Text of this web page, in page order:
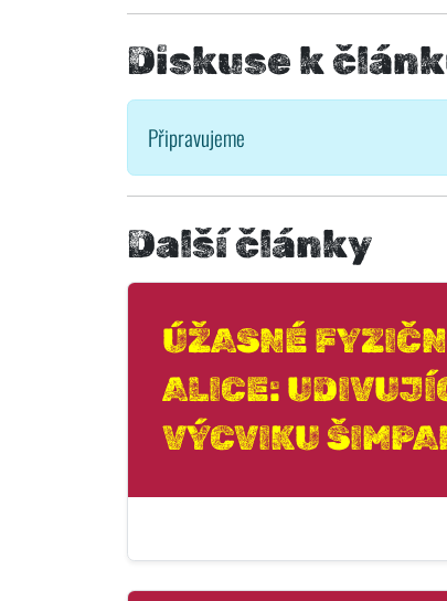
Diskuse k
Připravujeme
Další články
ÚŽASNÉ
ALICE:
VÝCVIKU